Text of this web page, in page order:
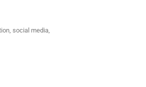
, social media,